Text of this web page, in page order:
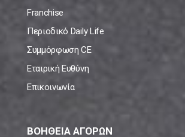
Franchise
Περιοδικό Daily Life
Συμμόρφωση CE
Εταιρική Ευθύνη
Επικοινωνία
ΒΟΗΘΕΙΑ ΑΓΟΡΩΝ